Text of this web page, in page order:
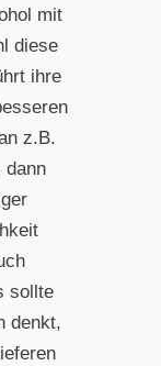
mit
diese
ihre
z.B.
dann
sollte
denkt,